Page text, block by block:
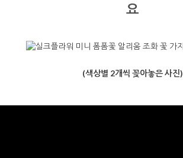
요
(색상별 2개씩 꽂아놓은 사진)